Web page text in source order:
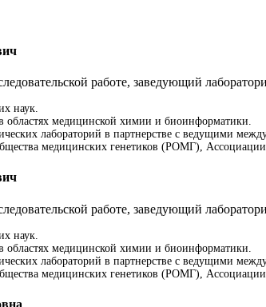
работе, заведующий
наук.
областях медицинской химии и биоинформатики.
лабораторий в партнерстве с ведущими
медицинских генетиков (РОМГ),
работе, заведующий
наук.
областях медицинской химии и биоинформатики.
лабораторий в партнерстве с ведущими
медицинских генетиков (РОМГ),